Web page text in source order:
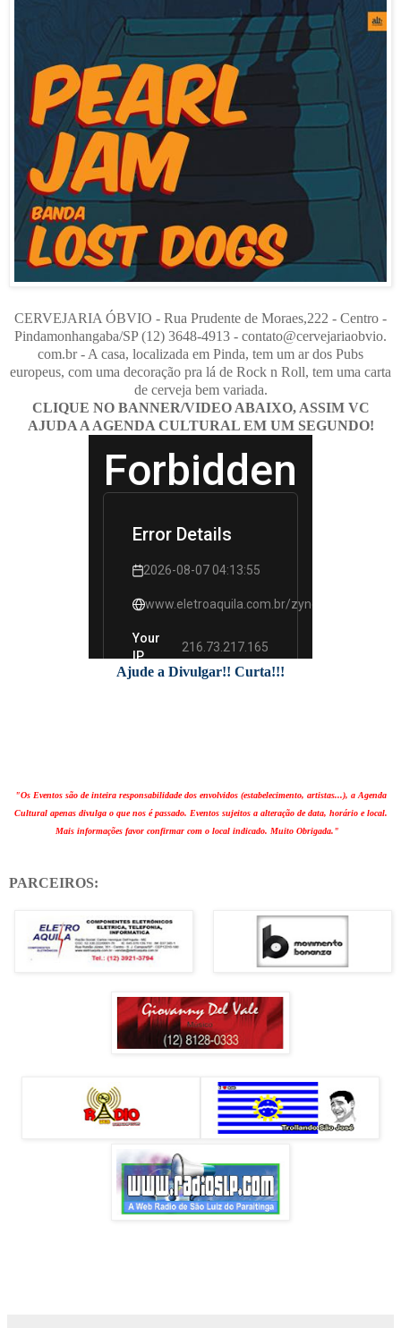
CERVEJARIA ÓBVIO - Rua Prudente de Moraes,222 - Centro -
Pindamonhangaba/SP (12) 3648-4913 - contato@cervejariaobvio.​
com.br - A casa, localizada em Pinda, tem um ar dos Pubs
europeus, com uma decoração pra lá de Rock n Roll, tem uma carta
de cerveja bem variada.
CLIQUE NO BANNER/VIDEO ABAIXO, ASSIM VC
AJUDA A AGENDA CULTURAL EM UM SEGUNDO!
Ajude a Divulgar!! Curta!!!
"Os Eventos são de inteira responsabilidade dos envolvidos (estabelecimento, artistas...), a Agenda
Cultural apenas divulga o que nos é passado. Eventos sujeitos a alteração de data, horário e local.
Mais informações favor confirmar com o local indicado. Muito Obrigada."
PARCEIROS: